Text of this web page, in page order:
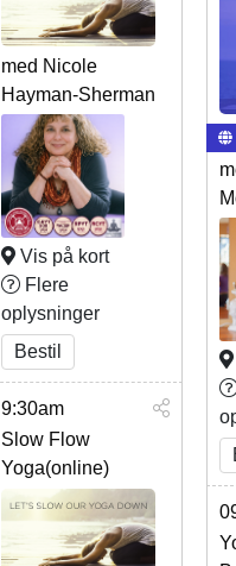
med Nicole
Hayman-Sherman
Vis på kort
Flere
oplysninger
Bestil
9:30am
Slow Flow
Yoga(online)